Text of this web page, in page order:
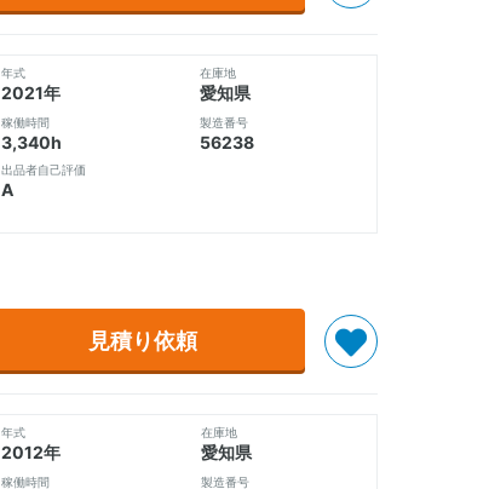
年式
2021年
稼働時間
3,340h
出品者自己評価
A
在庫地
愛知県
製造番号
56238
見積り依頼
年式
2012年
稼働時間
在庫地
愛知県
製造番号